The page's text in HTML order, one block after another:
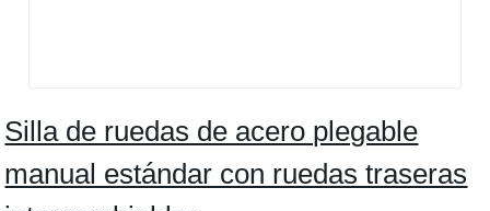
Silla de ruedas de acero plegable
manual estándar con ruedas traseras